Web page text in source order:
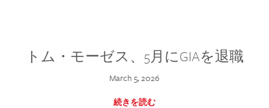
トム・モーゼス、5月にGIAを退職
March 5, 2026
続きを読む